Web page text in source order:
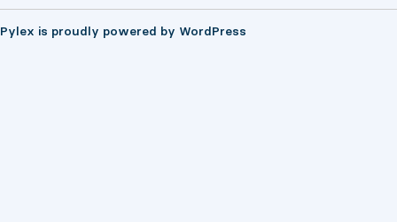
Pylex is proudly powered by WordPress